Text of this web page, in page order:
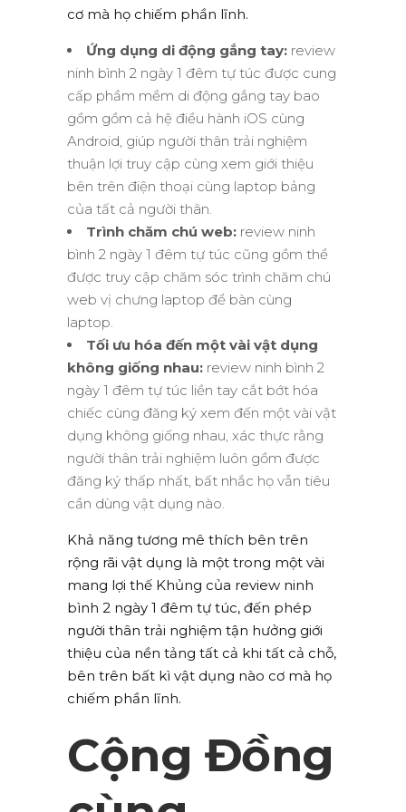
cơ mà họ chiếm phần lĩnh.
Ứng dụng di động gắng tay: review
ninh bình 2 ngày 1 đêm tự túc được cung
cấp phầm mềm di động gắng tay bao
gồm gồm cả hệ điều hành iOS cùng
Android, giúp người thân trải nghiệm
thuận lợi truy cập cùng xem giới thiệu
bên trên điện thoại cùng laptop bảng
của tất cả người thân.
Trình chăm chú web: review ninh
bình 2 ngày 1 đêm tự túc cũng gồm thể
được truy cập chăm sóc trình chăm chú
web vị chưng laptop để bàn cùng
laptop.
Tối ưu hóa đến một vài vật dụng
không giống nhau: review ninh bình 2
ngày 1 đêm tự túc liền tay cắt bớt hóa
chiếc cùng đăng ký xem đến một vài vật
dụng không giống nhau, xác thực rằng
người thân trải nghiệm luôn gồm được
đăng ký thấp nhất, bất nhắc họ vẫn tiêu
cần dùng vật dụng nào.
Khả năng tương mê thích bên trên
rộng rãi vật dụng là một trong một vài
mang lợi thế Khủng của review ninh
bình 2 ngày 1 đêm tự túc, đến phép
người thân trải nghiệm tận hưởng giới
thiệu của nền tảng tất cả khi tất cả chỗ,
bên trên bất kì vật dụng nào cơ mà họ
chiếm phần lĩnh.
Cộng Đồng